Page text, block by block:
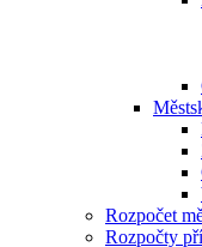
Rozpočet
Rozpočty